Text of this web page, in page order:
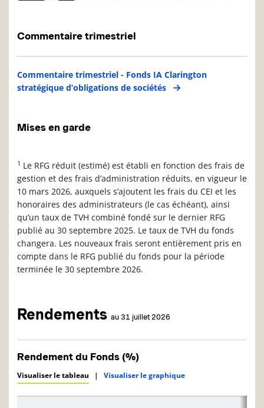
Commentaire trimestriel
Commentaire trimestriel - Fonds IA Clarington
stratégique d’obligations de sociétés
Mises en garde
1 Le RFG réduit (estimé) est établi en fonction des frais de
gestion et des frais d’administration réduits, en vigueur le
10 mars 2026, auxquels s’ajoutent les frais du CEI et les
honoraires des administrateurs (le cas échéant), ainsi
qu’un taux de TVH combiné fondé sur le dernier RFG
publié au 30 septembre 2025. Le taux de TVH du fonds
changera. Les nouveaux frais seront entièrement pris en
compte dans le RFG publié du fonds pour la période
terminée le 30 septembre 2026.
Rendements au 31 juillet 2026
Rendement du Fonds (%)
Visualiser le tableau | Visualiser le graphique